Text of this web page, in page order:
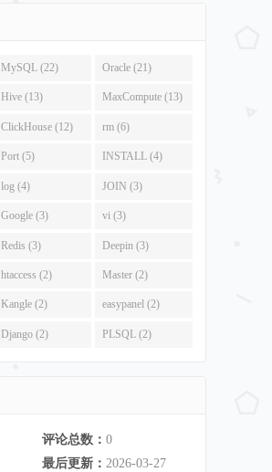
MySQL (22) Oracle (21)
Hive (13) MaxCompute (13)
ClickHouse (12) rm (6)
Port (5) INSTALL (4)
log (4) JOIN (3)
Google (3) vi (3)
Redis (3) Deepin (3)
htaccess (2) Master (2)
Kangle (2) easypanel (2)
Django (2) PLSQL (2)
评论总数： 0
最后更新： 2026-03-27